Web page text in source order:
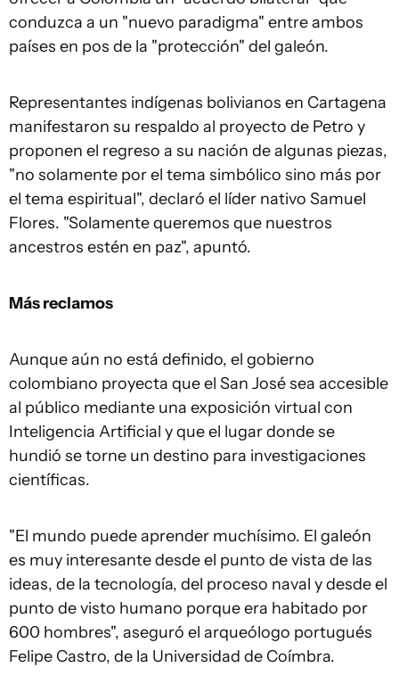
conduzca a un "nuevo paradigma" entre ambos
países en pos de la "protección" del galeón.
Representantes indígenas bolivianos en Cartagena
manifestaron su respaldo al proyecto de Petro y
proponen el regreso a su nación de algunas piezas,
"no solamente por el tema simbólico sino más por
el tema espiritual", declaró el líder nativo Samuel
Flores. "Solamente queremos que nuestros
ancestros estén en paz", apuntó.
Más reclamos
Aunque aún no está definido, el gobierno
colombiano proyecta que el San José sea accesible
al público mediante una exposición virtual con
Inteligencia Artificial y que el lugar donde se
hundió se torne un destino para investigaciones
científicas.
"El mundo puede aprender muchísimo. El galeón
es muy interesante desde el punto de vista de las
ideas, de la tecnología, del proceso naval y desde el
punto de visto humano porque era habitado por
600 hombres", aseguró el arqueólogo portugués
Felipe Castro, de la Universidad de Coímbra.